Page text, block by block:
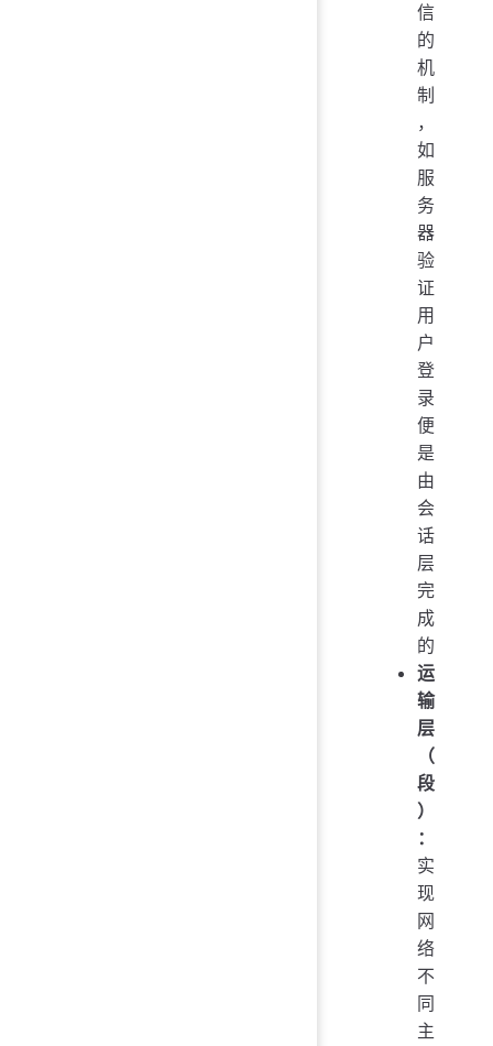
信
的
机
制
，
如
服
务
器
验
证
用
户
登
录
便
是
由
会
话
层
完
成
的
运
输
层
（
段
）
：
实
现
网
络
不
同
主